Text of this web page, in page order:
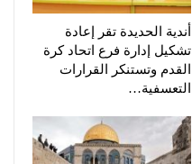
أندية الحديدة تقر إعادة
تشكيل إدارة فرع اتحاد كرة
القدم وتستنكر القرارات
التعسفية…